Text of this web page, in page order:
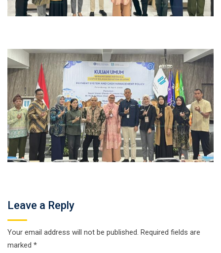
Leave a Reply
Your email address will not be published. Required fields are
marked *